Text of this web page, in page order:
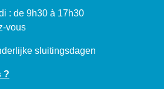
: de 9h30 à 17h30
vous
sluitingsdagen
?